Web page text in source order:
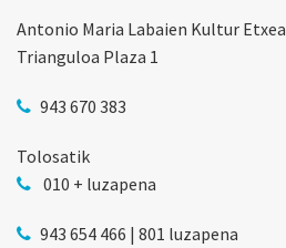
Antonio Maria Labaien Kultur Etxea
Trianguloa Plaza 1
943 670 383
Tolosatik
010 + luzapena
943 654 466 | 801 luzapena